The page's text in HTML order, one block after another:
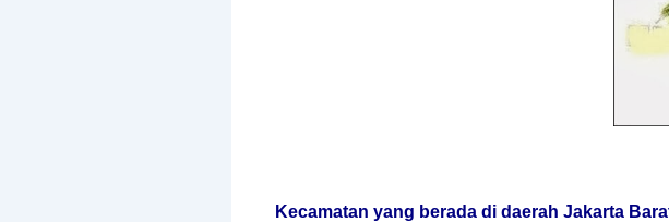
Kecamatan yang berada di daerah Jakarta